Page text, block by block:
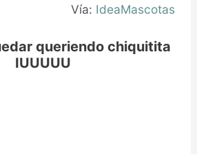
Vía: IdeaMascotas
queriendo chiquitita
IUUUUU